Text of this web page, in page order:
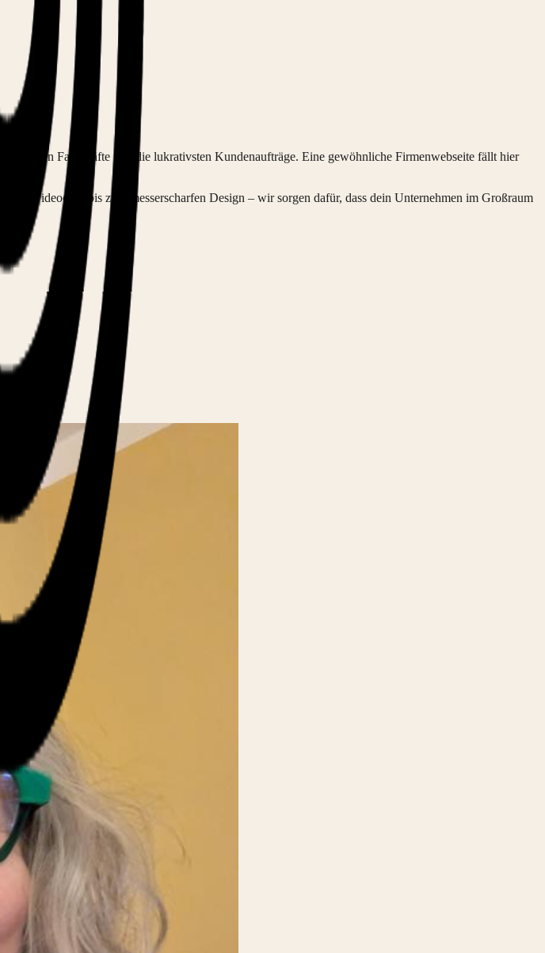
besten Fachkräfte und die lukrativsten Kundenaufträge. Eine gewöhnliche Firmenwebseite fällt hier
in Videocalls bis zum messerscharfen Design – wir sorgen dafür, dass dein Unternehmen im Großraum